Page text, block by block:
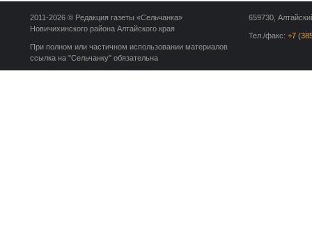
659730,
Тел./факс: +7
2011-2026 © Редакция газеты «Сельчанка»
Новичихинского района Алтайского края
При полном или частичном использовании материалов
ссылка на "Сельчанку" обязательна